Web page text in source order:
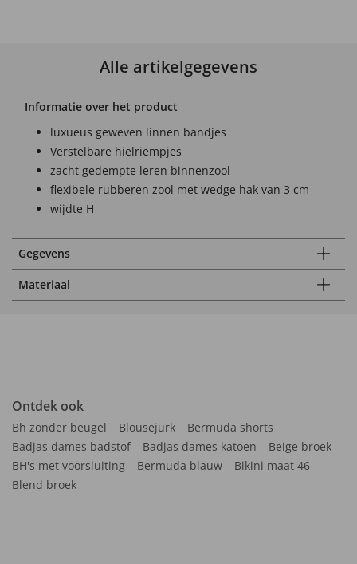
Alle artikelgegevens
Informatie over het product
luxueus geweven linnen bandjes
Verstelbare hielriempjes
zacht gedempte leren binnenzool
flexibele rubberen zool met wedge hak van 3 cm
wijdte H
Gegevens
Materiaal
Ontdek ook
Bh zonder beugel Blousejurk
Bermuda shorts
Badjas dames badstof
Badjas dames katoen
Beige broek
BH's met voorsluiting
Bermuda blauw
Bikini maat 46
Blend broek